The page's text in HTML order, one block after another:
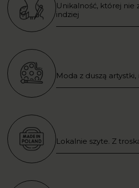
Unikalność, której nie
indziej
Moda z duszą
Lokalnie szyte. Z